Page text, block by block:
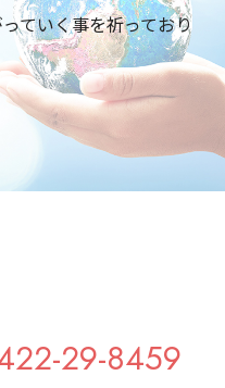
ていく事を祈っており
29-8459